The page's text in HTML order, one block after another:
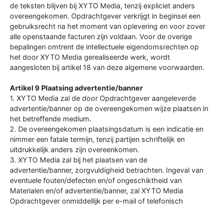
de teksten blijven bij XYTO Media, tenzij expliciet anders
overeengekomen. Opdrachtgever verkrijgt in beginsel een
gebruiksrecht na het moment van oplevering en voor zover
alle openstaande facturen zijn voldaan. Voor de overige
bepalingen omtrent de intellectuele eigendomsrechten op
het door XYTO Media gerealiseerde werk, wordt
aangesloten bij artikel 18 van deze algemene voorwaarden.
Artikel 9 Plaatsing advertentie/banner
1. XYTO Media zal de door Opdrachtgever aangeleverde
advertentie/banner op de overeengekomen wijze plaatsen in
het betreffende medium.
2. De overeengekomen plaatsingsdatum is een indicatie en
nimmer een fatale termijn, tenzij partijen schriftelijk en
uitdrukkelijk anders zijn overeenkomen.
3. XYTO Media zal bij het plaatsen van de
advertentie/banner, zorgvuldigheid betrachten. Ingeval van
eventuele fouten/defecten en/of ongeschiktheid van
Materialen en/of advertentie/banner, zal XYTO Media
Opdrachtgever onmiddellijk per e-mail of telefonisch